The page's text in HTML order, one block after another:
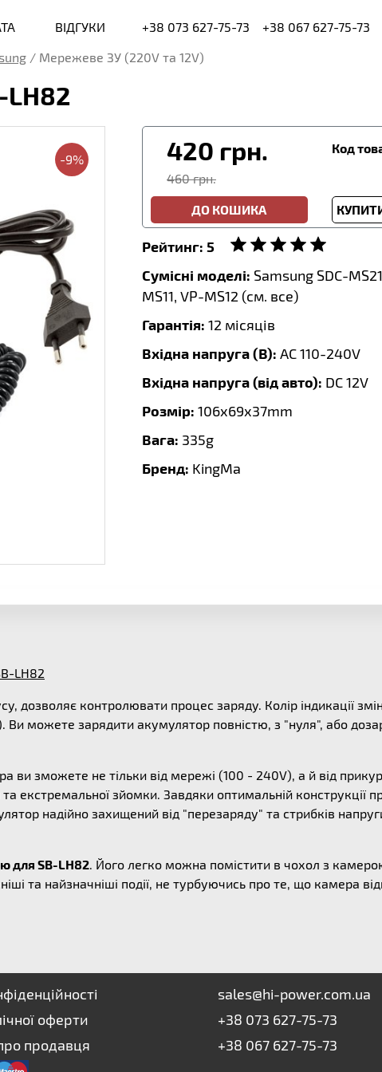
ВІДГУКИ +38 073 627-75-73
+38 067 627-75-73
/ Мережеве ЗУ (220V та 12V)
LH82
-9% 420 грн.
460 грн.
Код
ДО КОШИКА
Рейтинг: 5
Сумісні моделі: Samsung SDC-
MS11, VP-MS12 (см. все)
Гарантія: 12 місяців
Вхідна напруга (В): AC 110-240V
Вхідна напруга (від авто): DC 12V
Розмір: 106х69х37mm
Вага: 335g
Бренд: KingMa
LH82
дозволяє контролювати процес заряду. Колір індикації
можете зарядити акумулятор повністю, з "нуля", або
ви зможете не тільки від мережі (100 - 240V), а й від
екстремальної зйомки. Завдяки оптимальній конструкції
надійно захищений від "перезаряду" та стрибків
для SB-LH82. Його легко можна помістити в чохол з
та найзначніші події, не турбуючись про те, що камера
оферти
продавця
sales@hi-power.com.ua
+38 073 627-75-73
+38 067 627-75-73